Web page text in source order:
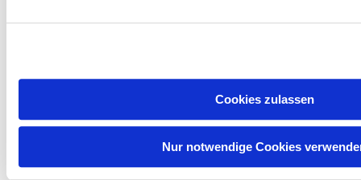
Cookies zulassen
Nur notwendige Cookies
€3.279,00
5691
Informationen